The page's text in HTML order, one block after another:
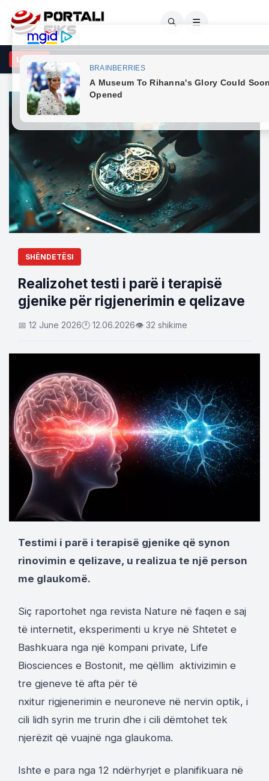
🔍 ☰
LAJMEdy javë pas lirimit “ekspertja e punësimit”, Kumrie Zika nuk
SHËNDETËSI
Realizohet testi i parë i terapisë
gjenike për rigjenerimin e qelizave
📅 12 June 2026🕐 12.06.2026👁 32 shikime
Testimi i parë i terapisë gjenike që synon
rinovimin e qelizave, u realizua te një person
me glaukomë.
Siç raportohet nga revista Nature në faqen e saj
të internetit, eksperimenti u krye në Shtetet e
Bashkuara nga një kompani private, Life
Biosciences e Bostonit, me qëllim aktivizimin e
tre gjeneve të afta për të
nxitur rigjenerimin e neuroneve në nervin optik, i
cili lidh syrin me trurin dhe i cili dëmtohet tek
njerëzit që vuajnë nga glaukoma.
Ishte e para nga 12 ndërhyrjet e planifikuara në